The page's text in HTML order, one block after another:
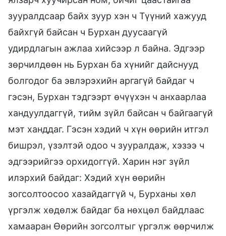
зууралдсаар байх зуур хэн ч Түүний хажууд
байхгүй байсан ч Бурхан дуусаагүй
удирдлагын ажлаа хийсээр л байна. Эдгээр
зөрчилдөөн нь Бурхан ба хүнийг дайснууд
болгодог ба эвлэрэхийн аргагүй байдаг ч
гэсэн, Бурхан тэдгээрт өчүүхэн ч анхаарлаа
хандуулдаггүй, тийм зүйл байсан ч байгаагүй
мэт ханддаг. Гэсэн хэдий ч хүн өөрийн итгэл
бишрэл, үзэлтэй одоо ч зууралдаж, хэзээ ч
эдгээрийгээ орхидоггүй. Харин нэг зүйл
илэрхий байдаг: Хэдий хүн өөрийн
зогсолтоосоо хазайдаггүй ч, Бурханы хөл
үргэлж хөдөлж байдаг ба нөхцөл байдлаас
хамааран Өөрийн зогсолтыг үргэлж өөрчилж